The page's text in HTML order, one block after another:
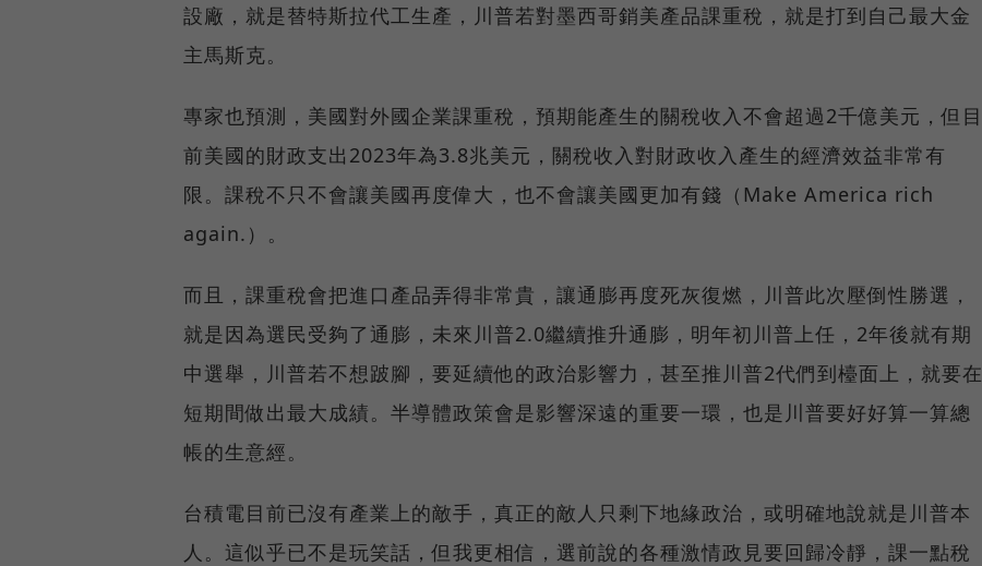
設廠，就是替特斯拉代工生產，川普若對墨西哥銷美產品課重稅，就是打到自己最大金
主馬斯克。
專家也預測，美國對外國企業課重稅，預期能產生的關稅收入不會超過2千億美元，但目
前美國的財政支出2023年為3.8兆美元，關稅收入對財政收入產生的經濟效益非常有
限。課稅不只不會讓美國再度偉大，也不會讓美國更加有錢（Make America rich
again.）。
而且，課重稅會把進口產品弄得非常貴，讓通膨再度死灰復燃，川普此次壓倒性勝選，
就是因為選民受夠了通膨，未來川普2.0繼續推升通膨，明年初川普上任，2年後就有期
中選舉，川普若不想跛腳，要延續他的政治影響力，甚至推川普2代們到檯面上，就要在
短期間做出最大成績。半導體政策會是影響深遠的重要一環，也是川普要好好算一算總
帳的生意經。
台積電目前已沒有產業上的敵手，真正的敵人只剩下地緣政治，或明確地說就是川普本
人。這似乎已不是玩笑話，但我更相信，選前說的各種激情政見要回歸冷靜，課一點稅